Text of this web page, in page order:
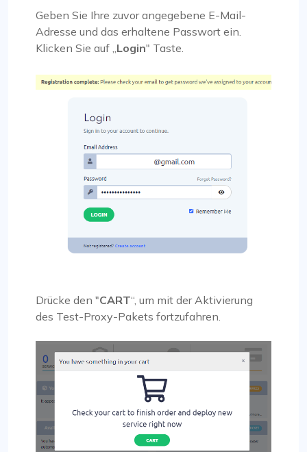
Geben Sie Ihre zuvor angegebene E-Mail-
Adresse und das erhaltene Passwort ein.
Klicken Sie auf „Login" Taste.
Drücke den "CART“, um mit der Aktivierung
des Test-Proxy-Pakets fortzufahren.